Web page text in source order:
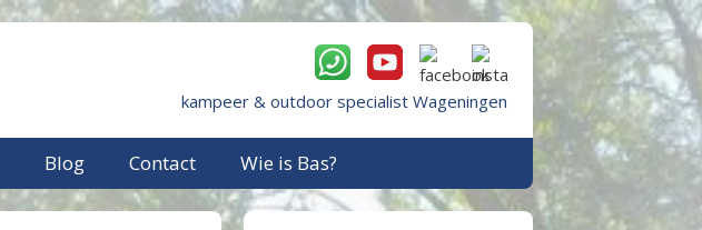
kampeer & outdoor specialist Wageningen
Blog Contact Wie is Bas?